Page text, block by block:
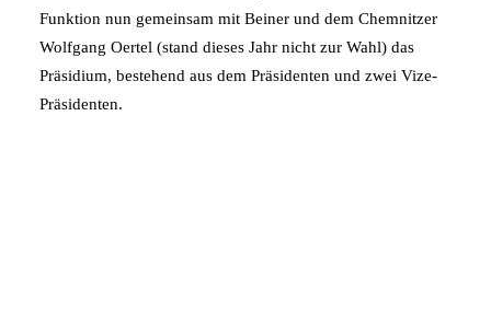
Funktion nun gemeinsam mit Beiner und dem Chemnitzer
Wolfgang Oertel (stand dieses Jahr nicht zur Wahl) das
Präsidium, bestehend aus dem Präsidenten und zwei Vize-
Präsidenten.